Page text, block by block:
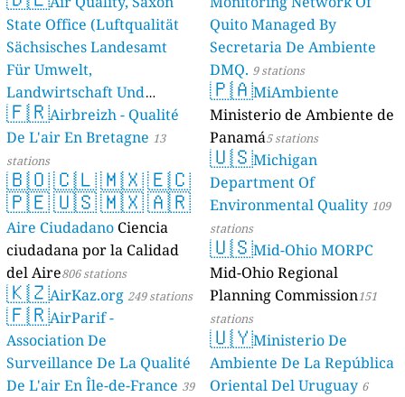
State Office (Luftqualität
Sächsisches Landesamt
Für Umwelt,
Landwirtschaft Und
Geologie) 50 stations
🇫🇷Airbreizh - Qualité
De L'air En Bretagne 13
stations
🇧🇴🇨🇱🇲🇽🇪🇨
🇵🇪🇺🇸🇲🇽🇦🇷
Aire Ciudadano Ciencia
ciudadana por la Calidad
del Aire806 stations
🇰🇿AirKaz.org 249 stations
🇫🇷AirParif -
Association De
Surveillance De La Qualité
De L'air En Île-de-France 39
Quito Managed By
Secretaria De Ambiente
DMQ. 9 stations
🇵🇦MiAmbiente
Ministerio de Ambiente de
Panamá5 stations
🇺🇸Michigan
Department Of
Environmental Quality 109
stations
🇺🇸Mid-Ohio MORPC
Mid-Ohio Regional
Planning Commission151
stations
🇺🇾Ministerio De
Ambiente De La República
Oriental Del Uruguay 6